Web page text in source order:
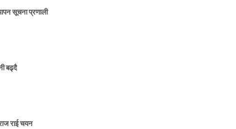
सूचना प्रणाली
बढ्दै
राई चयन